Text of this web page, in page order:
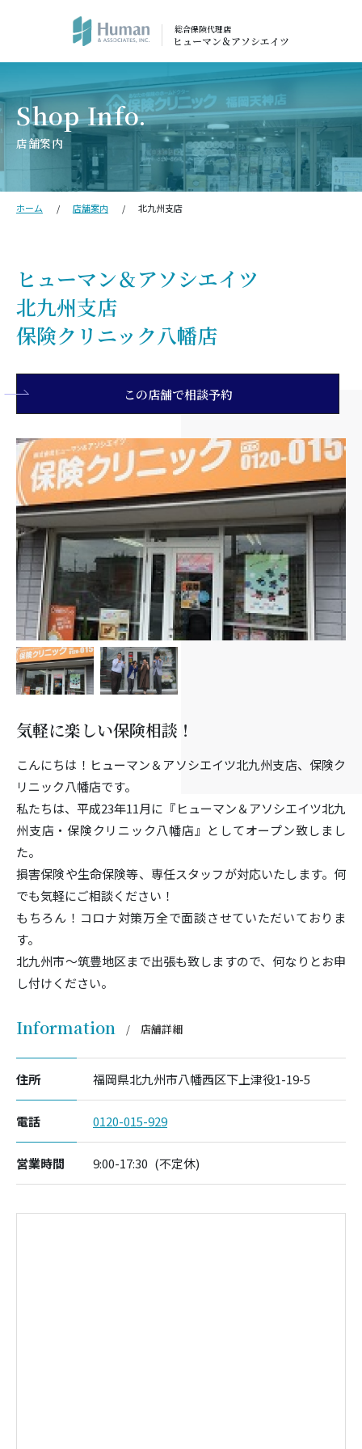
総合保険代理店
ヒューマン＆アソシエイツ
店舗案内
ホーム 店舗案内 北九州支店
ヒューマン＆アソシエイツ
北九州支店
保険クリニック八幡店
この店舗で相談予約
気軽に楽しい保険相談！
こんにちは！ヒューマン＆アソシエイツ北九州支店、保険ク
リニック八幡店です。
私たちは、平成23年11月に『ヒューマン＆アソシエイツ北九
州支店・保険クリニック八幡店』としてオープン致しまし
た。
損害保険や生命保険等、専任スタッフが対応いたします。何
でも気軽にご相談ください！
もちろん！コロナ対策万全で面談させていただいておりま
す。
北九州市～筑豊地区まで出張も致しますので、何なりとお申
し付けください。
Information 店舗詳細
住所 福岡県北九州市八幡西区下上津役1-19-5
電話 0120-015-929
営業時間 9:00-17:30 (不定休)